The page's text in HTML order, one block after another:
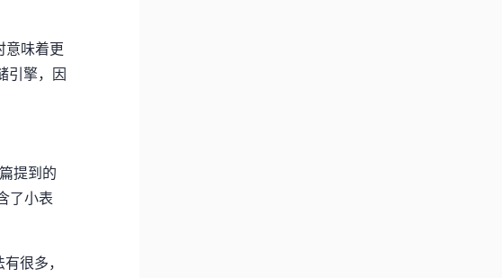
意味着更
引擎，因
提到的
了小表
很多，